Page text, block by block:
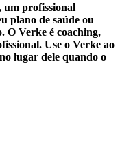
um profissional
plano de saúde ou
O Verke é coaching,
Use o Verke ao
lugar dele quando o